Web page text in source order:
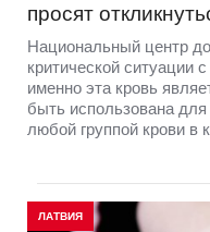
просят
Национальный центр
критической ситуации
именно эта кровь
быть использована
любой группой крови в
ЛАТВИЯ